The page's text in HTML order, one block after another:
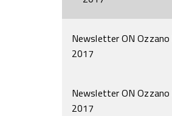
Newsletter ON Ozzano
2017
Newsletter ON Ozzano
2017